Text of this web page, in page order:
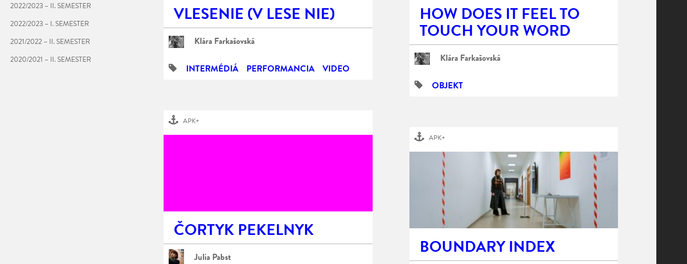
2022/2023 – II. SEMESTER
2022/2023 – I. SEMESTER
2021/2022 – II. SEMESTER
2020/2021 – II. SEMESTER
VLESENIE (V LESE NIE)
Klára Farkašovská
INTERMÉDIÁ PERFORMANCIA VIDEO
APK+
ČORTYK PEKELNYK
Julia Pabst
HOW DOES IT FEEL TO
TOUCH YOUR WORD
Klára Farkašovská
OBJEKT
APK+
BOUNDARY INDEX